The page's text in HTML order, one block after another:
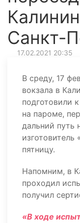
Санкт-
17.02.2021 20:35
В среду, 17
вокзала в
подготовили
на пароме,
дальний путь
изготовитель
пятницу.
Напомним, в
проходил
получил
«В ходе